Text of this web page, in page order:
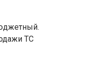
ТС